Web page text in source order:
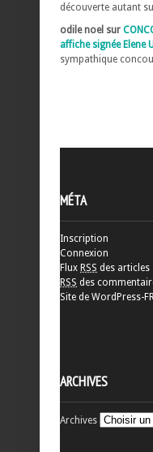
découverte autant
odile noel sur
affiche signée Elene
sympathique
MÉTA
Inscription
Connexion
Flux RSS des articles
RSS des
Site de WordPress-FR
ARCHIVES
Archives